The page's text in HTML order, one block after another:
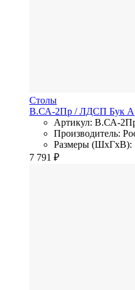
Столы
В.СА-2Пр / ЛДСП Бук
Артикул: В.СА-
Производитель:
Размеры (ШхГхВ):
7 791 ₽